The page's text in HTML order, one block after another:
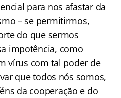
para nos afastar da
– se permitirmos,
do que sermos
impotência, como
vírus com tal poder de
que todos nós somos,
da cooperação e do